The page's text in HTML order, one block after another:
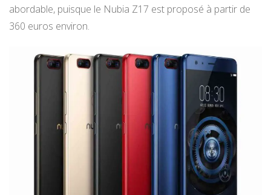
abordable, puisque le Nubia Z17 est proposé à partir de
360 euros environ.